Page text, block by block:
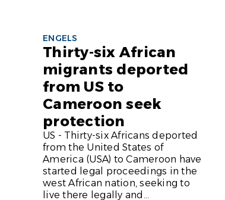
ENGELS
Thirty-six African
migrants deported
from US to
Cameroon seek
protection
US - Thirty-six Africans deported
from the United States of
America (USA) to Cameroon have
started legal proceedings in the
west African nation, seeking to
live there legally and...